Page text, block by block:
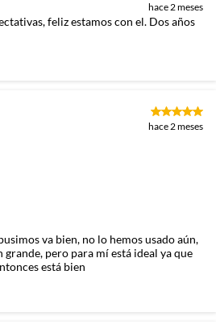
hace 2 meses
feliz estamos con el. Dos años
hace 2 meses
va bien, no lo hemos usado aún,
grande, pero para mí está ideal ya que
está bien